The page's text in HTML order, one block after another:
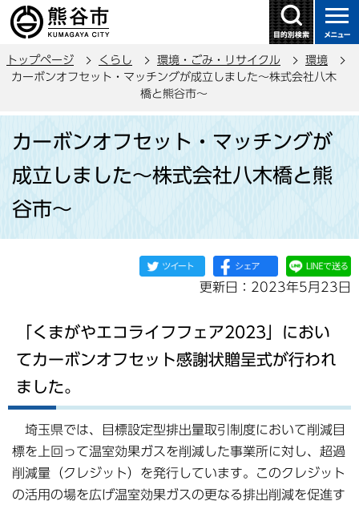
の
トップページ くらし 環境・ごみ・リサイクル
環境
カーボンオフセット・マッチングが成立しました～株式会社八木
橋と熊谷市～
カーボンオフセット・マッチングが
成立しました～株式会社八木橋と熊
谷市～
更新日：2023年5月23日
「くまがやエコライフフェア2023」におい
てカーボンオフセット感謝状贈呈式が行われ
ました。
埼玉県では、目標設定型排出量取引制度において削減目
標を上回って温室効果ガスを削減した事業所に対し、超過
削減量（クレジット）を発行しています。このクレジット
の活用の場を広げ温室効果ガスの更なる排出削減を促進す